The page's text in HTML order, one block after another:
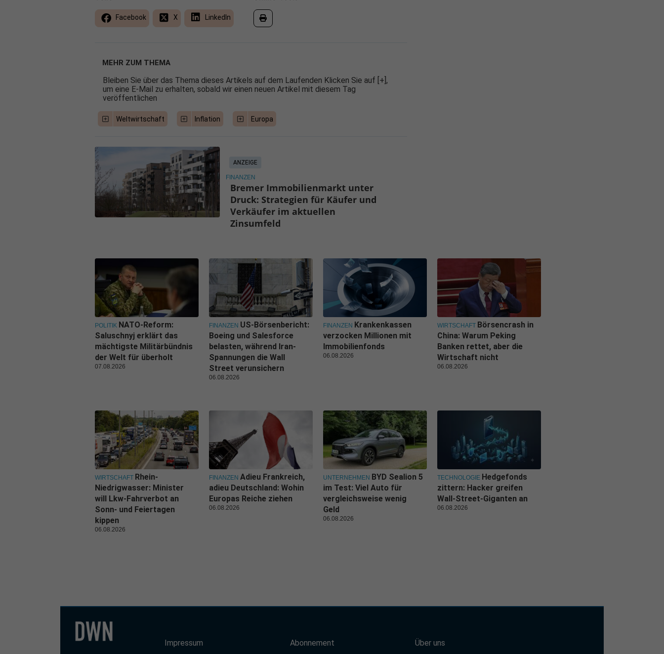
Facebook X LinkedIn
MEHR ZUM THEMA
Bleiben Sie über das Thema dieses Artikels auf dem Laufenden Klicken Sie auf [+],
um eine E-Mail zu erhalten, sobald wir einen neuen Artikel mit diesem Tag
veröffentlichen
Weltwirtschaft Inflation Europa
ANZEIGE
FINANZEN
Bremer Immobilienmarkt unter
Druck: Strategien für Käufer und
Verkäufer im aktuellen
Zinsumfeld
POLITIK NATO-Reform:
Saluschnyj erklärt das
mächtigste Militärbündnis
der Welt für überholt
07.08.2026
FINANZEN US-Börsenbericht:
Boeing und Salesforce
belasten, während Iran-
Spannungen die Wall
Street verunsichern
06.08.2026
FINANZEN Krankenkassen
verzocken Millionen mit
Immobilienfonds
06.08.2026
WIRTSCHAFT Börsencrash in
China: Warum Peking
Banken rettet, aber die
Wirtschaft nicht
06.08.2026
WIRTSCHAFT Rhein-
Niedrigwasser: Minister
will Lkw-Fahrverbot an
Sonn- und Feiertagen
kippen
06.08.2026
FINANZEN Adieu Frankreich,
adieu Deutschland: Wohin
Europas Reiche ziehen
06.08.2026
UNTERNEHMEN BYD Sealion 5
im Test: Viel Auto für
vergleichsweise wenig
Geld
06.08.2026
TECHNOLOGIE Hedgefonds
zittern: Hacker greifen
Wall-Street-Giganten an
06.08.2026
Impressum Abonnement Über uns